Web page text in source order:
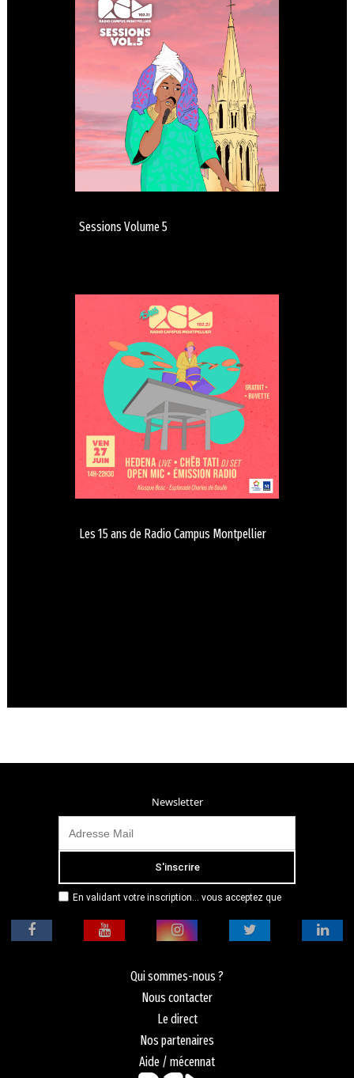
Sessions Volume 5
Les 15 ans de Radio Campus Montpellier
Newsletter
En validant votre inscription... vous acceptez que
adresse email dans le but de vous envoyer
mensuellement sa lettre d’informations. Pour plus
politique de confidentialité.
Qui sommes-nous ?
Nous contacter
Le direct
Nos partenaires
Aide / mécennat